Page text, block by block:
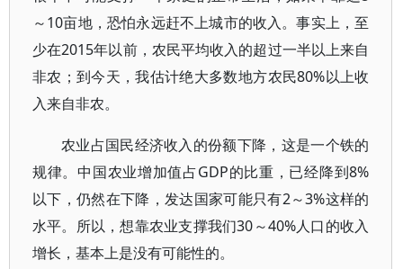
～10亩地，恐怕永远赶不上城市的收入。事实上，至
少在2015年以前，农民平均收入的超过一半以上来自
非农；到今天，我估计绝大多数地方农民80%以上收
入来自非农。
农业占国民经济收入的份额下降，这是一个铁的
规律。中国农业增加值占GDP的比重，已经降到8%
以下，仍然在下降，发达国家可能只有2～3%这样的
水平。所以，想靠农业支撑我们30～40%人口的收入
增长，基本上是没有可能性的。